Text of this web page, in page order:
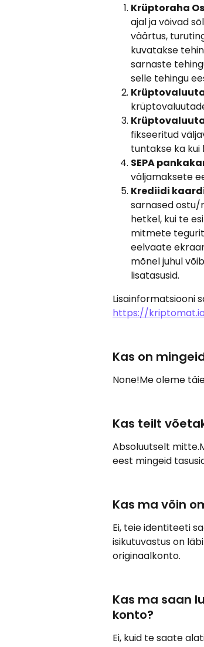
Krüptoraha
ajal ja võivad
väärtus,
kuvatakse
sarnaste
selle tehingu
fikseeritud
tuntakse ka kui
SEPA
väljamaksete
Krediidi
sarnased ostu/
hetkel, kui te
mitmete
eelvaate
mõnel juhul
lisatasusid.
Lisainformatsiooni
https://
Kas on
None!Me oleme
Kas teilt
Absoluutselt
eest mingeid
Kas ma võin
Ei, teie identiteeti
isikutuvastus on
originaalkonto.
Kas ma saan
konto?
Ei, kuid te saate